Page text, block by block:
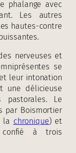
phalange avec
Les autres
hautes-contre
nerveuses et
se
leur intonation
une délicieuse
Le
par Boismortier
la chronique) et
à trois